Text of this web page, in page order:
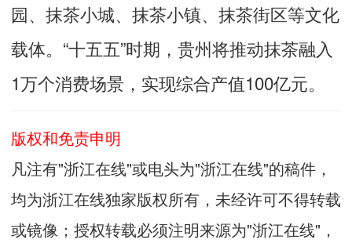
园、抹茶小城、抹茶小镇、抹茶街区等文化
载体。“十五五”时期，贵州将推动抹茶融入
1万个消费场景，实现综合产值100亿元。
版权和免责申明
凡注有"浙江在线"或电头为"浙江在线"的稿件，
均为浙江在线独家版权所有，未经许可不得转载
或镜像；授权转载必须注明来源为"浙江在线"，